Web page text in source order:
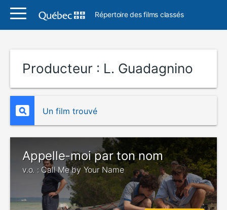
Répertoire des films classés
Producteur : L. Guadagnino
Un film trouvé
Appelle-moi par ton nom
v.o. : Call Me by Your Name